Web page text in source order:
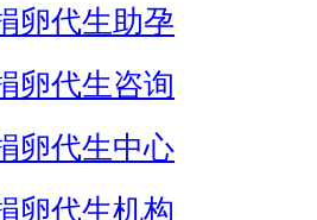
卵代生助孕
卵代生咨询
卵代生中心
卵代生机构